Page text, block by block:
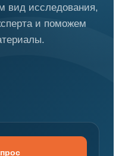
вид исследования,
и поможем